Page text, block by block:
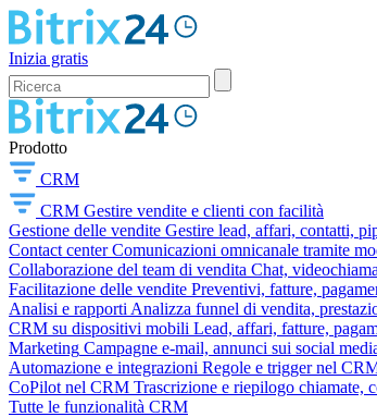
Inizia gratis
Prodotto
CRM
CRM Gestire vendite e clienti con facilità
Gestione delle vendite Gestire lead, affari, contatti,
Contact center Comunicazioni omnicanale tramite
Collaborazione del team di vendita Chat,
Facilitazione delle vendite Preventivi, fatture,
Analisi e rapporti Analizza funnel di vendita,
CRM su dispositivi mobili Lead, affari, fatture,
Marketing Campagne e-mail, annunci sui social
Automazione e integrazioni Regole e trigger nel
CoPilot nel CRM Trascrizione e riepilogo chiamate,
Tutte le funzionalità CRM